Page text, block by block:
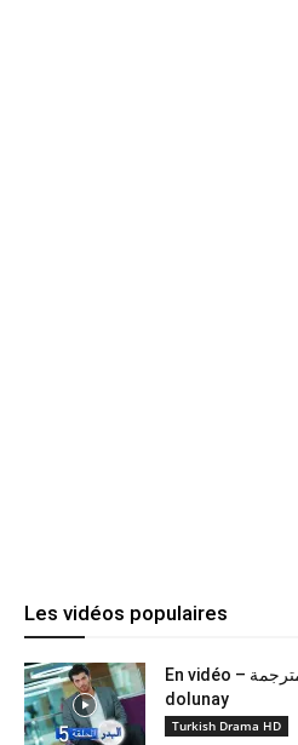
Les vidéos populaires
En vidéo – مسلسل البدر الحلقة 5 مترجمة
dolunay
Turkish Drama HD